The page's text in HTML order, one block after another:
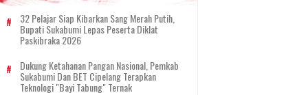
32 Pelajar Siap Kibarkan Sang Merah Putih,
Bupati Sukabumi Lepas Peserta Diklat
Paskibraka 2026
Dukung Ketahanan Pangan Nasional, Pemkab
Sukabumi Dan BET Cipelang Terapkan
Teknologi "Bayi Tabung" Ternak